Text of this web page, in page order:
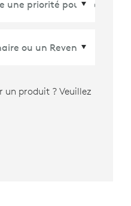
un produit ? Veuillez